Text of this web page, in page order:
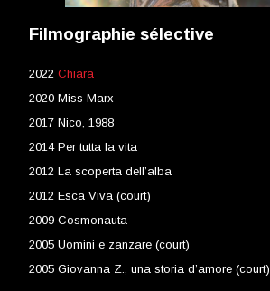
Filmographie sélective
2022 Chiara
2020 Miss Marx
2017 Nico, 1988
2014 Per tutta la vita
2012 La scoperta dell’alba
2012 Esca Viva (court)
2009 Cosmonauta
2005 Uomini e zanzare (court)
2005 Giovanna Z., una storia d’amore (court)